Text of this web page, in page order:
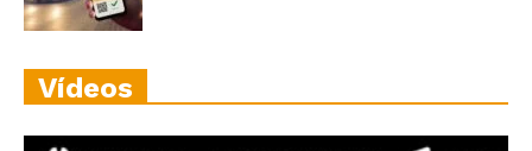
Vídeos